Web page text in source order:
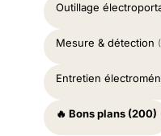
Outillage
Mesure & détection
Entretien
🔥 Bons plans (200)